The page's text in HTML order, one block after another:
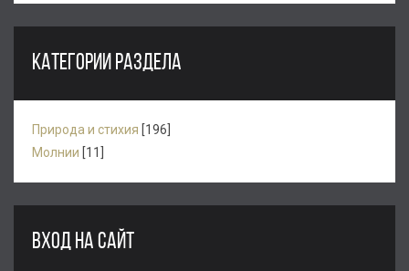
КАТЕГОРИИ РАЗДЕЛА
Природа и стихия [196]
Молнии [11]
ВХОД НА САЙТ